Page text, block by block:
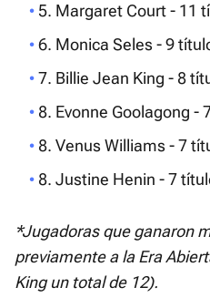
5. Margaret Court - 11
6. Monica Seles - 9
7. Billie Jean King - 8
8. Evonne Goolagong -
8. Venus Williams - 7
8. Justine Henin - 7
*Jugadoras que ganaron
previamente a la Era
King un total de 12).